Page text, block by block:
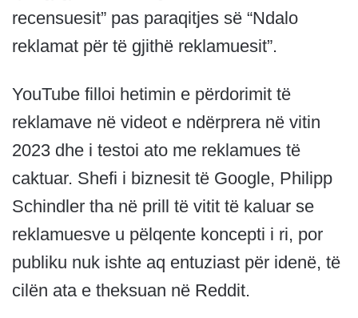
recensuesit” pas paraqitjes së “Ndalo
reklamat për të gjithë reklamuesit”.
YouTube filloi hetimin e përdorimit të
reklamave në videot e ndërprera në vitin
2023 dhe i testoi ato me reklamues të
caktuar. Shefi i biznesit të Google, Philipp
Schindler tha në prill të vitit të kaluar se
reklamuesve u pëlqente koncepti i ri, por
publiku nuk ishte aq entuziast për idenë, të
cilën ata e theksuan në Reddit.